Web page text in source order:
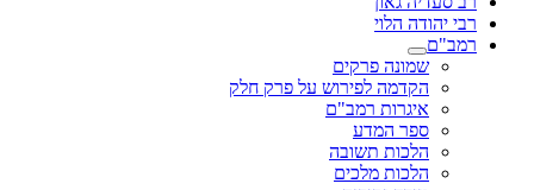
רבי יהודה הלוי
רמב"ם
שמונה פרקים
הקדמה לפירוש על פרק חלק
איגרות רמב"ם
ספר המדע
הלכות תשובה
הלכות מלכים